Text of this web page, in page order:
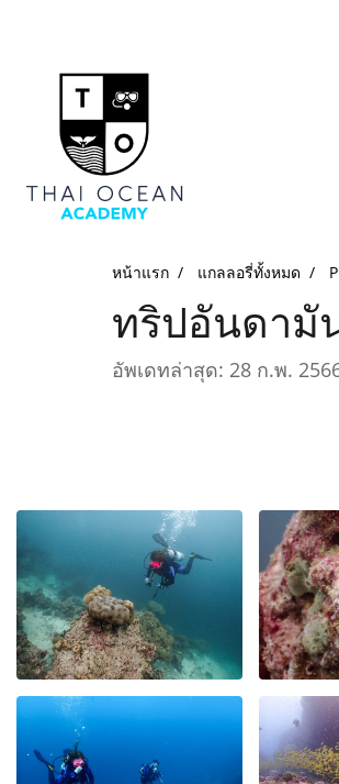
หน้าแรก แกลลอรี่ทั้งหมด
ทริปอันดามั
อัพเดทล่าสุด: 28 ก.พ.